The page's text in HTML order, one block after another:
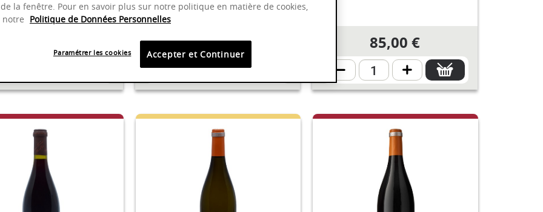
79,00 € 85,00 €
la fenêtre. Pour en savoir plus sur notre politique en matière de cookies,
notre Politique de Données Personnelles
Accepter et Continuer
Paramétrer les cookies